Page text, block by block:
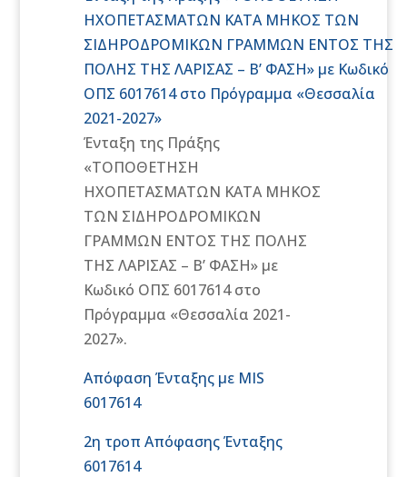
ΦΑΣΗ» με Κωδικό ΟΠΣ
6017614 στο Πρόγραμμα
«Θεσσαλία 2021-2027»
ΗΧΟΠΕΤΑΣΜΑΤΩΝ ΚΑΤΑ ΜΗΚΟΣ ΤΩΝ
ΣΙΔΗΡΟΔΡΟΜΙΚΩΝ ΓΡΑΜΜΩΝ ΕΝΤΟΣ ΤΗΣ
ΠΟΛΗΣ ΤΗΣ ΛΑΡΙΣΑΣ – Β’ ΦΑΣΗ» με Κωδικό
ΟΠΣ 6017614 στο Πρόγραμμα «Θεσσαλία
2021-2027»
Ένταξη της Πράξης
«ΤΟΠΟΘΕΤΗΣΗ
ΗΧΟΠΕΤΑΣΜΑΤΩΝ ΚΑΤΑ ΜΗΚΟΣ
ΤΩΝ ΣΙΔΗΡΟΔΡΟΜΙΚΩΝ
ΓΡΑΜΜΩΝ ΕΝΤΟΣ ΤΗΣ ΠΟΛΗΣ
ΤΗΣ ΛΑΡΙΣΑΣ – Β’ ΦΑΣΗ» με
Κωδικό ΟΠΣ 6017614 στο
Πρόγραμμα «Θεσσαλία 2021-
2027».
Απόφαση Ένταξης με MIS
6017614
2η τροπ Απόφασης Ένταξης
6017614